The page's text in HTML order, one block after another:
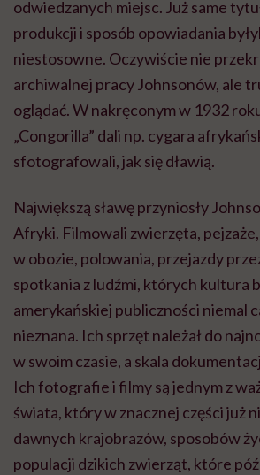
odwiedzanych miejsc. Już same
produkcji i sposób opowiadania
niestosowne. Oczywiście nie
archiwalnej pracy Johnsonów, ale
oglądać. W nakręconym w 1932
„Congorilla” dali np. cygara
sfotografowali, jak się dławią.
Największą sławę przyniosły
Afryki. Filmowali zwierzęta,
w obozie, polowania, przejazdy
spotkania z ludźmi, których kultura
amerykańskiej publiczności niemal
nieznana. Ich sprzęt należał do
w swoim czasie, a skala
Ich fotografie i filmy są jednym z
świata, który w znacznej części już
dawnych krajobrazów, sposobów
populacji dzikich zwierząt, które